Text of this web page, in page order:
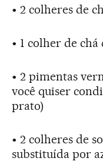
• 2 colheres de
• 1 colher de
• 2 pimentas
você quiser
prato)
• 2 colheres de
substituída por